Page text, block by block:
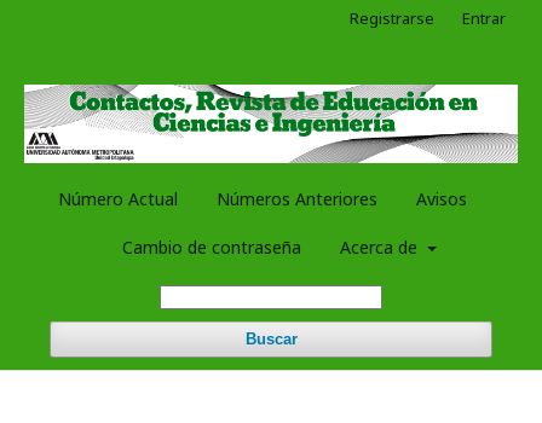
Número Actual Números Anteriores Avisos
Cambio de contraseña Acerca de
Buscar
Registrarse Entrar